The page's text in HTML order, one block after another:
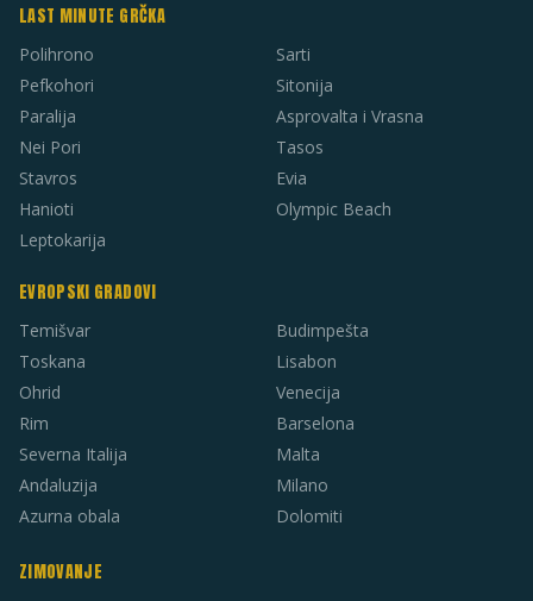
LAST MINUTE GRČKA
Polihrono
Pefkohori
Paralija
Nei Pori
Stavros
Hanioti
Leptokarija
Sarti
Sitonija
Asprovalta i Vrasna
Tasos
Evia
Olympic Beach
EVROPSKI GRADOVI
Temišvar
Toskana
Ohrid
Rim
Severna Italija
Andaluzija
Azurna obala
Budimpešta
Lisabon
Venecija
Barselona
Malta
Milano
Dolomiti
ZIMOVANJE